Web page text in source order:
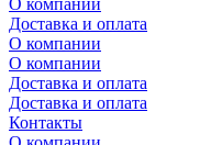
О компании
Доставка и оплата
О компании
О компании
Доставка и оплата
Доставка и оплата
Контакты